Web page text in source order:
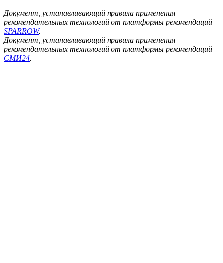
Документ, устанавливающий правила применения
рекомендательных технологий от платформы рекомендаций
SPARROW.
Документ, устанавливающий правила применения
рекомендательных технологий от платформы рекомендаций
СМИ24.